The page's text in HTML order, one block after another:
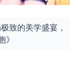
致的美学盛宴，
》